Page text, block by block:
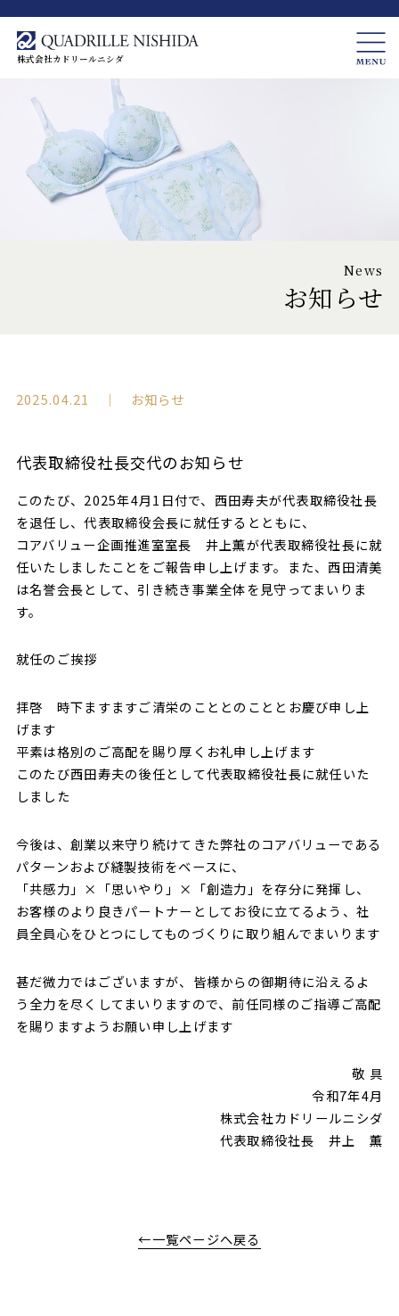
株式会社カドリールニシダ
News
お知らせ
2025.04.21 ｜ お知らせ
代表取締役社長交代のお知らせ
このたび、2025年4月1日付で、西田寿夫が代表取締役社長
を退任し、代表取締役会長に就任するとともに、
コアバリュー企画推進室室長 井上薫が代表取締役社長に就
任いたしましたことをご報告申し上げます。また、西田清美
は名誉会長として、引き続き事業全体を見守ってまいりま
す。
就任のご挨拶
拝啓 時下ますますご清栄のこととのこととお慶び申し上
げます
平素は格別のご高配を賜り厚くお礼申し上げます
このたび西田寿夫の後任として代表取締役社長に就任いた
しました
今後は、創業以来守り続けてきた弊社のコアバリューである
パターンおよび縫製技術をベースに、
「共感力」×「思いやり」×「創造力」を存分に発揮し、
お客様のより良きパートナーとしてお役に立てるよう、社
員全員心をひとつにしてものづくりに取り組んでまいります
甚だ微力ではございますが、皆様からの御期待に沿えるよ
う全力を尽くしてまいりますので、前任同様のご指導ご高配
を賜りますようお願い申し上げます
敬 具
令和7年4月
株式会社カドリールニシダ
代表取締役社長 井上 薫
←一覧ページへ戻る